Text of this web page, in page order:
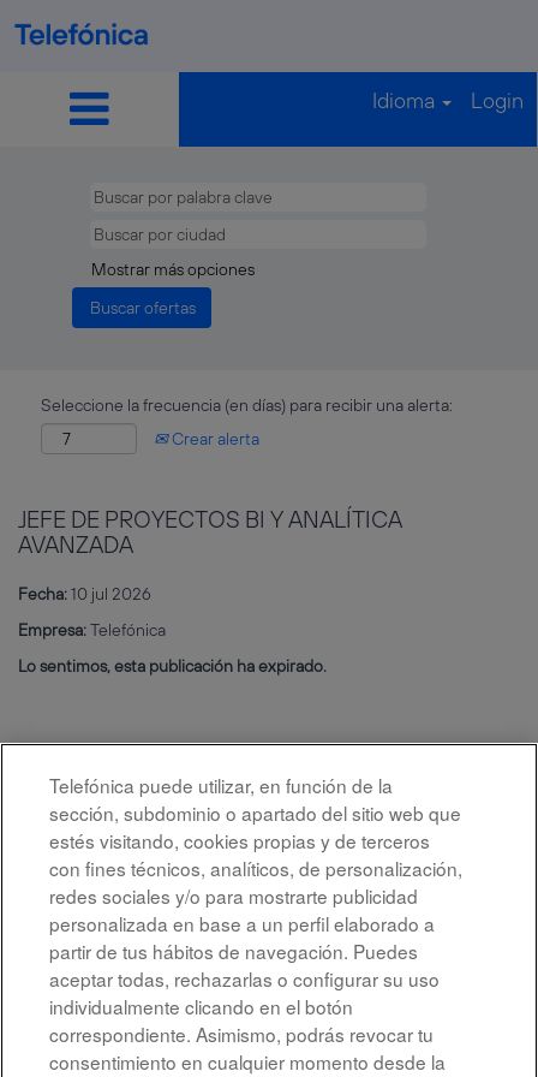
Idioma Login
Mostrar más opciones
Seleccione la frecuencia (en días) para recibir una alerta:
Crear alerta
JEFE DE PROYECTOS BI Y ANALÍTICA
AVANZADA
Fecha:10 jul 2026
Empresa:Telefónica
Lo sentimos, esta publicación ha expirado.
Aviso legal
Telefónica puede utilizar, en función de la
sección, subdominio o apartado del sitio web que
estés visitando, cookies propias y de terceros
con fines técnicos, analíticos, de personalización,
redes sociales y/o para mostrarte publicidad
personalizada en base a un perfil elaborado a
partir de tus hábitos de navegación. Puedes
aceptar todas, rechazarlas o configurar su uso
individualmente clicando en el botón
correspondiente. Asimismo, podrás revocar tu
consentimiento en cualquier momento desde la